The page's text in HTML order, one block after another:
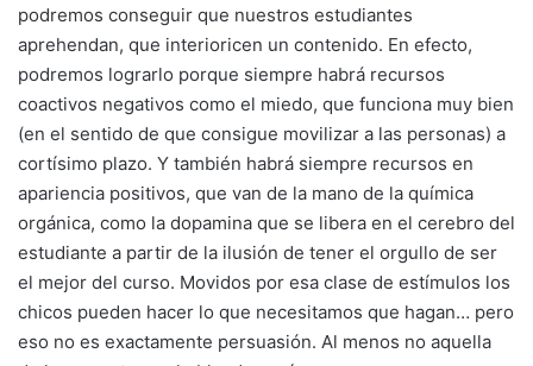
podremos conseguir que nuestros estudiantes
aprehendan, que interioricen un contenido. En efecto,
podremos lograrlo porque siempre habrá recursos
coactivos negativos como el miedo, que funciona muy bien
(en el sentido de que consigue movilizar a las personas) a
cortísimo plazo. Y también habrá siempre recursos en
apariencia positivos, que van de la mano de la química
orgánica, como la dopamina que se libera en el cerebro del
estudiante a partir de la ilusión de tener el orgullo de ser
el mejor del curso. Movidos por esa clase de estímulos los
chicos pueden hacer lo que necesitamos que hagan… pero
eso no es exactamente persuasión. Al menos no aquella